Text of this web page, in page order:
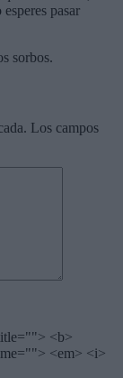
pasar
sorbos.
Los campos
<b>
<em> <i>